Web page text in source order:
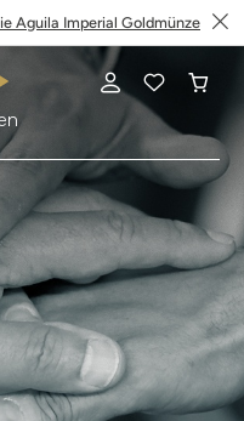
Aguila Imperial Goldmünze